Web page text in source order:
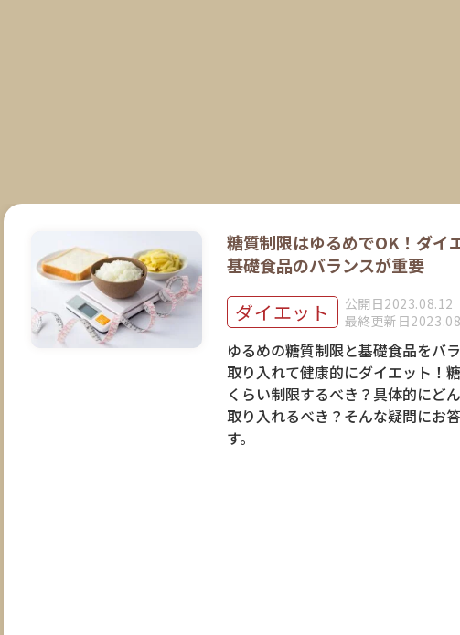
糖質制限はゆるめでOK！ダイ
基礎食品のバランスが重要
ダイエット
公開日2023.08.12
最終更新日
ゆるめの糖質制限と基礎食品をバ
取り入れて健康的にダイエット！
くらい制限するべき？具体的にど
取り入れるべき？そんな疑問にお
す。